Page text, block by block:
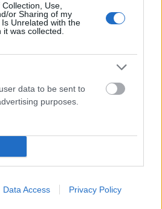
Use,
or Sharing of my
Unrelated with the
was collected.
data to be sent to
purposes.
Data Access Privacy Policy